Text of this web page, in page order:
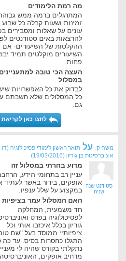
מה רמת הלימודים
המתרגלים ברמה ממש
זמינות ושעות קבלה כל
עונים על שאלות ומסבירים
להרצאות באים סטודנטים
ההקלטות של השיעורים- אם
השיעורים מוקלטים תמיד
פחות.
העצה הכי טובה למתעניינים
במסלול
לבדוק את כל האפשרויות
כל המסלולים שלא חשבתם
גם.
לחצו כאן
משה ק. על תואר ראשון לימודי פסיכולוגיה
אוניברסיטת בן גוריון (
19/03/2016
)
סטודנט שנה
שניה
מדוע בחרתי במסלול זה
עניין רב בתחומי הידע,
אופקים, בירור באשר לעתיד
במקצוע על שלל ענפיו.
האם המסלול עמד בציפיות
חד משמעית, המחלקה
לפסיכולוגיה בפרט
גוריון בכלל איכזבו אותי וכל
ציפיותיי ממוסד בעל "שם
התגלו כחסרות בסיס. עד כה
נתקלתי בקורס שהיה לי
מרחיב אופקים, האוניברסיטה